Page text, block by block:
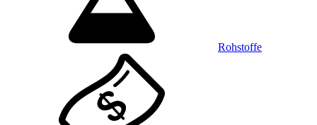
Rohstoffe